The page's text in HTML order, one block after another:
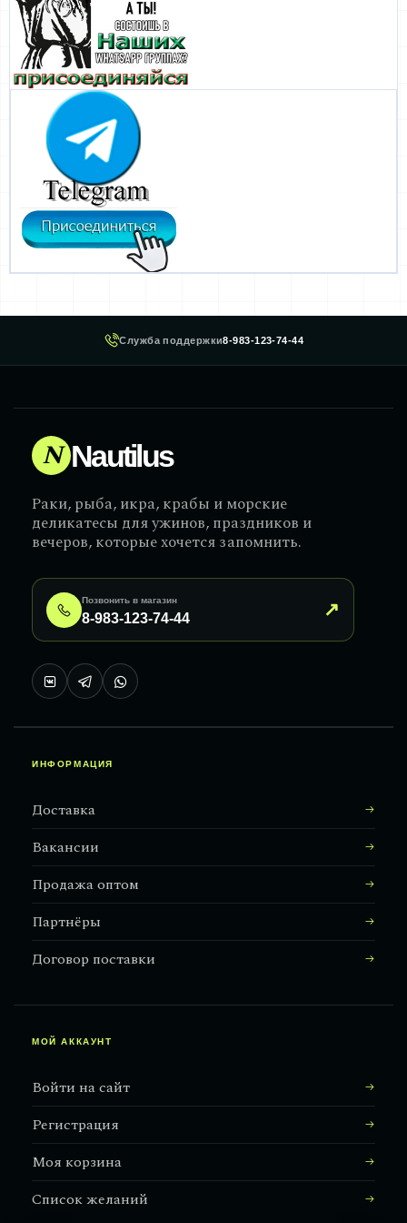
Служба поддержки8-983-123-74-44
N Nautilus
Раки, рыба, икра, крабы и морские
деликатесы для ужинов, праздников и
вечеров, которые хочется запомнить.
Позвонить в магазин
8-983-123-74-44 ↗
ИНФОРМАЦИЯ
Доставка
Вакансии
Продажа оптом
Партнёры
Договор поставки
МОЙ АККАУНТ
Войти на сайт
Регистрация
Моя корзина
Список желаний